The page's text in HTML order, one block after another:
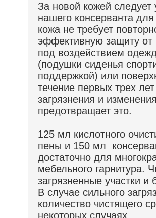
За новой кожей
нашего консерванта
кожа не требует
эффективную защиту от
под воздействием
(подушки сиденья
поддержкой) или
течение первых трех
загрязнения и
предотвращает это.
125 мл кислотного
пены и 150 мл
достаточно для
мебельного гарнитура.
загрязненные участки
В случае сильного
количество чистящего
некоторых случаях.